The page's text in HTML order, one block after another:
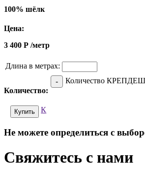
100% шёлк
Цена:
3 400 Р /метр
Длина в метрах:
Количество:
- Количество
Купить К
Не можете определиться с
Свяжитесь с нами